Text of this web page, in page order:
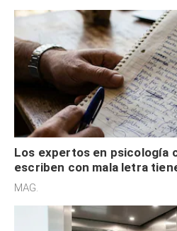
Los expertos en psicología
escriben con mala letra
acelerado y no lo hacen por
MAG.